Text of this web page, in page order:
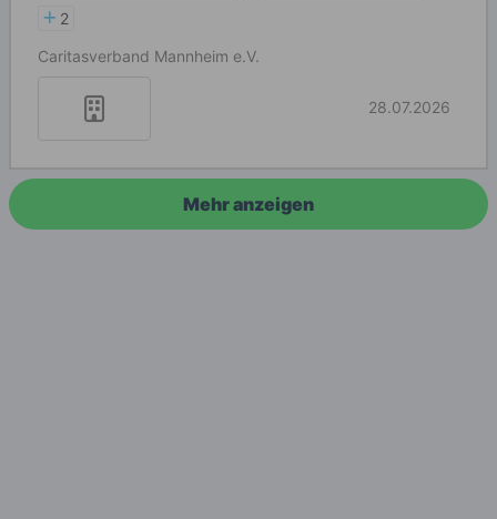
2
Caritasverband Mannheim e.V.
28.07.2026
Mehr anzeigen